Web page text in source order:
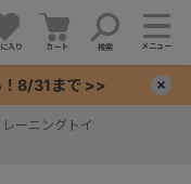
入り カート 検索 メニュー
！8/31まで >>
レーニングトイ